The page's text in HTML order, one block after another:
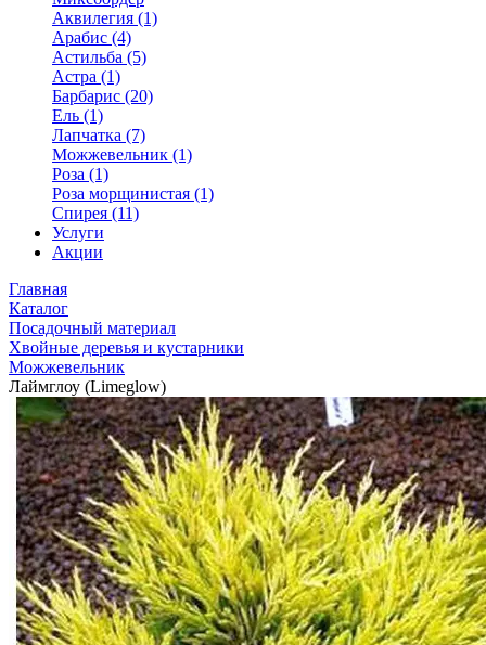
Аквилегия (1)
Арабис (4)
Астильба (5)
Астра (1)
Барбарис (20)
Ель (1)
Лапчатка (7)
Можжевельник (1)
Роза (1)
Роза морщинистая (1)
Спирея (11)
Услуги
Акции
Главная
Каталог
Посадочный материал
Хвойные деревья и кустарники
Можжевельник
Лаймглоу (Limeglow)